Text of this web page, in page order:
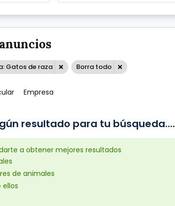
Gatos de raza Borra todo
Empresa
resultado para tu búsqueda....
a obtener mejores resultados
de animales
ellos